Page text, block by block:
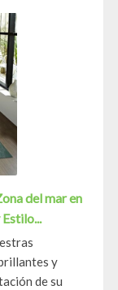
del mar en
y
de su